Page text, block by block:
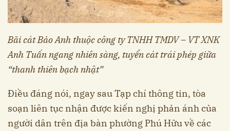
Bãi cát Bảo Anh thuộc công ty TNHH TMDV – VT XNK
Anh Tuấn ngang nhiên sàng, tuyển cát trái phép giữa
“thanh thiên bạch nhật”
Điều đáng nói, ngay sau Tạp chí thông tin, tòa
soạn liên tục nhận được kiến nghị phản ánh của
người dân trên địa bàn phường Phú Hữu về các